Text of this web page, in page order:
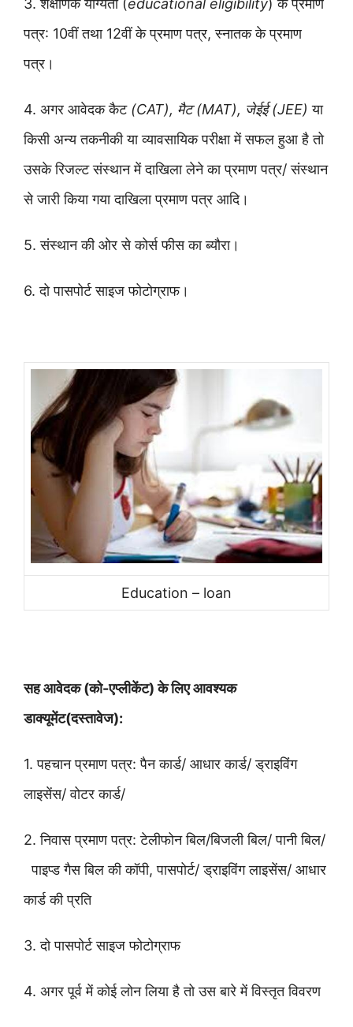
3. शैक्षणिक योग्यता (educational eligibility) के प्रमाण
पत्र: 10वीं तथा 12वीं के प्रमाण पत्र, स्नातक के प्रमाण
पत्र।
4. अगर आवेदक कैट (CAT), मैट (MAT), जेईई (JEE)या
किसी अन्य तकनीकी या व्यावसायिक परीक्षा में सफल हुआ है तो
उसके रिजल्ट संस्थान में दाखिला लेने का प्रमाण पत्र/ संस्थान
से जारी किया गया दाखिला प्रमाण पत्र आदि।
5. संस्थान की ओर से कोर्स फीस का ब्यौरा।
6. दो पासपोर्ट साइज फोटोग्राफ।
Education – loan
सह आवेदक (को-एप्लीकेंट)के लिए आवश्यक
डाक्यूमेंट(दस्तावेज):
1. पहचान प्रमाण पत्र: पैन कार्ड/ आधार कार्ड/ड्राइविंग
लाइसेंस/वोटर कार्ड/
2. निवास प्रमाण पत्र: टेलीफोन बिल/बिजली बिल/पानी बिल/
पाइप्ड गैस बिल की कॉपी, पासपोर्ट/ड्राइविंग लाइसेंस/ आधार
कार्ड की प्रति
3. दो पासपोर्ट साइज फोटोग्राफ
4. अगर पूर्व में कोई लोन लिया है तो उस बारे में विस्तृत विवरण